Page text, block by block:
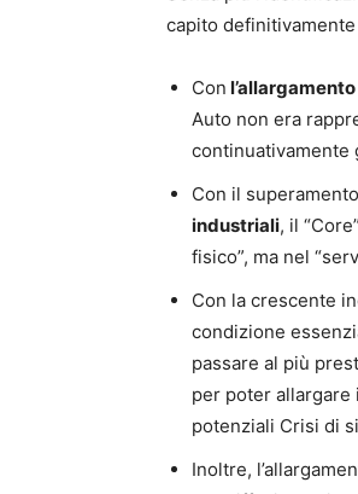
capito definitivamente
Con
Auto non era
continuativamente
Con il
industriali, il
fisico”, ma nel
Con la crescente
condizione
passare al più
per poter allargare
potenziali Crisi di
Inoltre,